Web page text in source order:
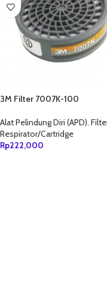
3M Filter 7007K-100
Alat Pelindung Diri (APD),
Respirator/Cartridge
Rp222,000